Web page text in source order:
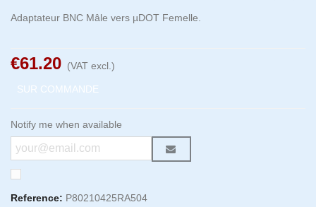
Adaptateur BNC Mâle vers µDOT Femelle.
€61.20 (VAT excl.)
SUR COMMANDE
Notify me when available
Reference: P80210425RA504